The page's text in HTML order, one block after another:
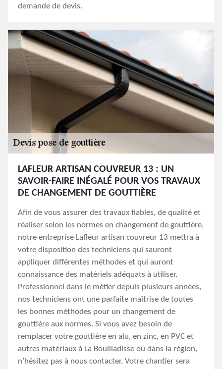
demande de devis.
LAFLEUR ARTISAN COUVREUR 13 : UN
SAVOIR-FAIRE INÉGALÉ POUR VOS TRAVAUX
DE CHANGEMENT DE GOUTTIÈRE
Afin de vous assurer des travaux fiables, de qualité et
réaliser selon les normes en changement de gouttière,
notre entreprise Lafleur artisan couvreur 13 mettra à
votre disposition des techniciens qui sauront
appliquer différentes méthodes et qui auront
connaissance des matériels adéquats à utiliser.
Professionnel dans le métier depuis plusieurs années,
nos techniciens ont une parfaite maîtrise de toutes
les bonnes méthodes pour un changement de
gouttière aux normes. Si vous avez besoin de
remplacer votre gouttière en alu, en zinc, en PVC et
autres matériaux à La Bouilladisse ou dans la région,
n’hésitez pas à nous contacter. Votre chantier sera